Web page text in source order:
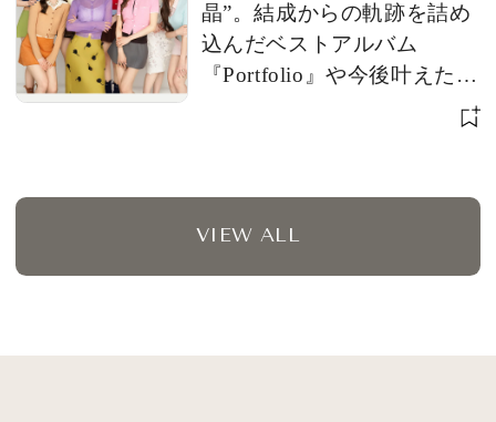
晶”。結成からの軌跡を詰め
込んだベストアルバム
『Portfolio』や今後叶えたい
VIEW ALL